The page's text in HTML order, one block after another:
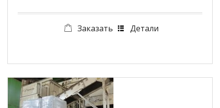
Заказать Детали